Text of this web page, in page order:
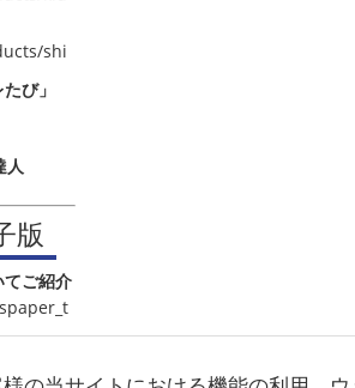
shi
び」
人
版
ご紹介